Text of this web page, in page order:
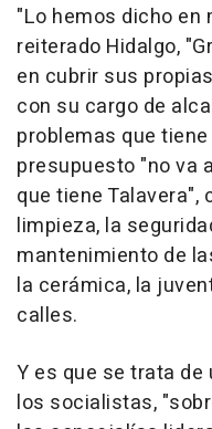
"Lo hemos dicho en
reiterado Hidalgo,
en cubrir sus
con su cargo de
problemas que
presupuesto "no va
que tiene
limpieza, la
mantenimiento de
la cerámica, la
calles.
Y es que se trata
los socialistas,